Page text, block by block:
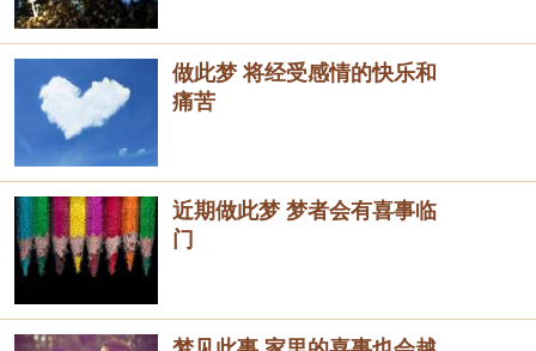
做此梦 将经受感情的快乐和
痛苦
近期做此梦 梦者会有喜事临
门